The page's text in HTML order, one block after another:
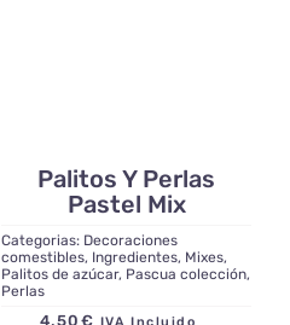
Palitos Y Perlas
Pastel Mix
Categorias: Decoraciones
comestibles, Ingredientes, Mixes,
Palitos de azúcar, Pascua colección,
Perlas
4,50 €